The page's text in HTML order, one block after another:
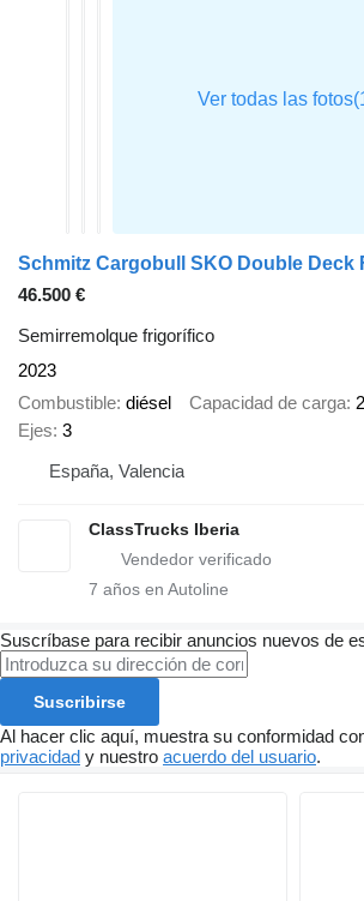
46.500 €
Semirremolque frigorífico
2023
Combustible diésel Capacidad de carga
Ejes 3
España, Valencia
ClassTrucks Iberia
7 años en Autoline
Suscríbase para recibir anuncios nuevos de
Suscribirse
Al hacer clic aquí, muestra su conformidad
privacidad y nuestro acuerdo del usuario.